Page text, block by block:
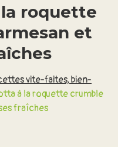
la roquette
et
vite-faites, bien-
à la roquette crumble
fraîches